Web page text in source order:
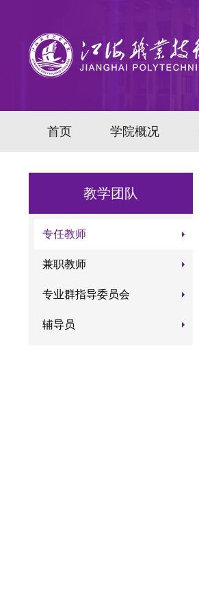
首页 学院概况
教学团队
专任教师
兼职教师
专业群指导委员会
辅导员